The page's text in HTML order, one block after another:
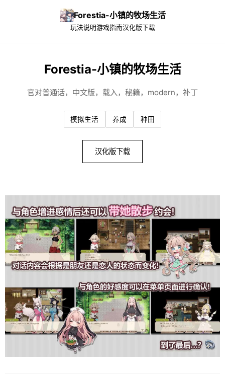
Forestia-小镇的牧场生活
玩法说明游戏指南汉化版下载
Forestia-小镇的牧场生活
官对普通话，中文版，载入，秘籍，modern，补丁
模拟生活 养成 种田
汉化版下载